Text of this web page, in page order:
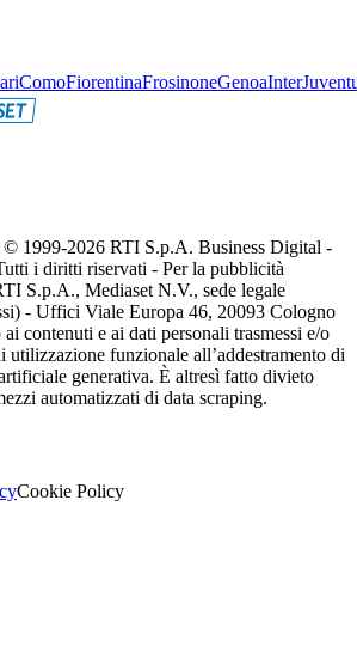
ComoFiorentinaFrosinoneGenoaInter
© 1999-2026 RTI S.p.A. Business Digital -
i diritti riservati - Per la pubblicità
S.p.A., Mediaset N.V., sede legale
- Uffici Viale Europa 46, 20093 Cologno
ai contenuti e ai dati personali trasmessi e/o
utilizzazione funzionale all’addestramento di
generativa. È altresì fatto divieto
automatizzati di data scraping.
Cookie Policy